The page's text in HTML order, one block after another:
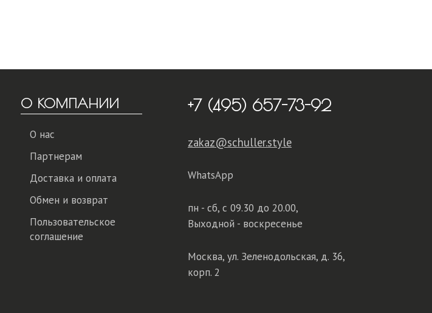
О КОМПАНИИ
О нас
Партнерам
Доставка и оплата
Обмен и возврат
Пользовательское
соглашение
+7 (495) 657-73-92
zakaz@schuller.style
WhatsApp
пн - сб, с 09.30 до 20.00,
Выходной - воскресенье
Москва, ул. Зеленодольская, д. 36,
корп. 2